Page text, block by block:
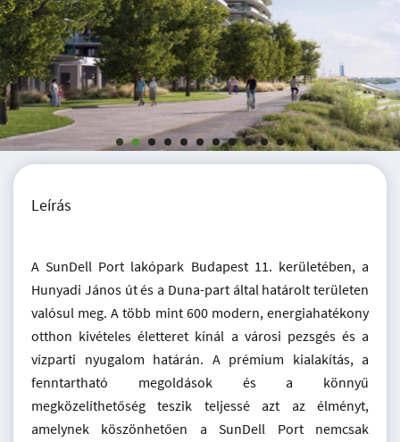
Leírás
A SunDell Port lakópark Budapest 11. kerületében, a
Hunyadi János út és a Duna-part által határolt területen
valósul meg. A több mint 600 modern, energiahatékony
otthon kivételes életteret kínál a városi pezsgés és a
vízparti nyugalom határán. A prémium kialakítás, a
fenntartható megoldások és a könnyű
megközelíthetőség teszik teljessé azt az élményt,
amelynek köszönhetően a SunDell Port nemcsak